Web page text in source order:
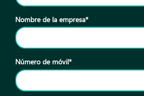
Nombre de la empresa*
Número de móvil*